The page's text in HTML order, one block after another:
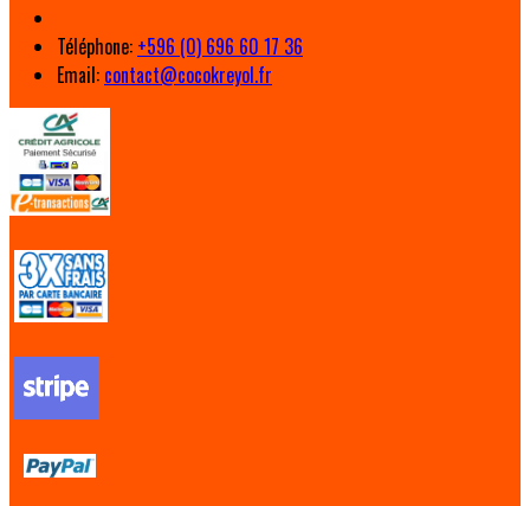
Téléphone: +596 (0) 696 60 17 36
Email: contact@cocokreyol.fr